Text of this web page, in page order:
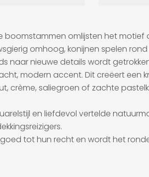
boomstammen omlijsten het
omhoog, konijnen spelen
naar nieuwe details wordt
modern accent. Dit creëert een
crème, saliegroen of zachte
en liefdevol vertelde
tot hun recht en wordt het